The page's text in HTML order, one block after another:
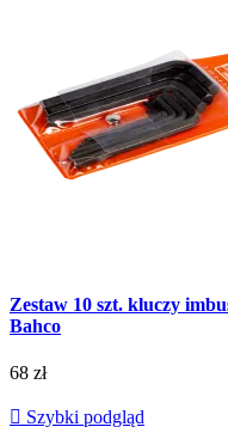
Zestaw 10 szt. kluczy
Bahco
68 zł
 Szybki podgląd